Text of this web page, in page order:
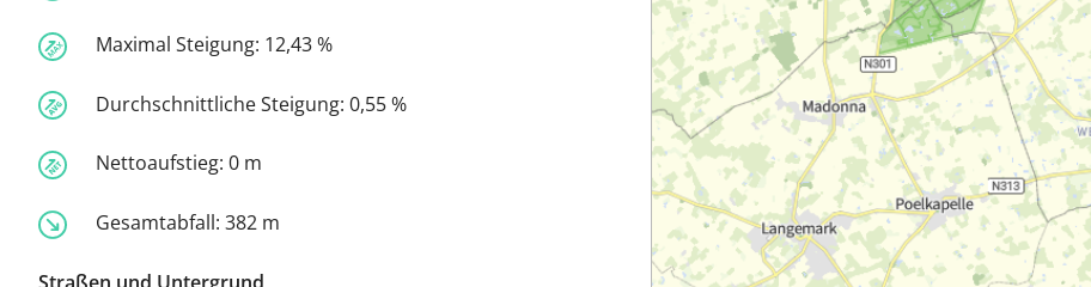
Maximal Steigung: 12,43 %
Durchschnittliche Steigung: 0,55 %
Nettoaufstieg: 0 m
Gesamtabfall: 382 m